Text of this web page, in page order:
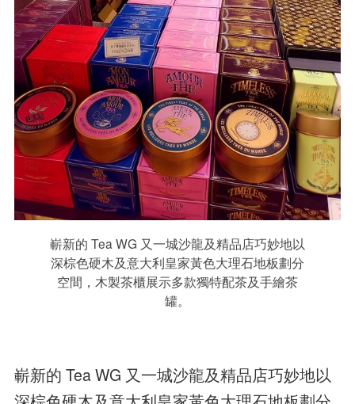
嶄新的 Tea WG 又一城沙龍及精品店巧妙地以
深棕色硬木及意大利皇家黃色大理石地板劃分
空間，木製茶櫃展示多款獨特配茶及手繪茶
罐。
嶄新的 Tea WG 又一城沙龍及精品店巧妙地以